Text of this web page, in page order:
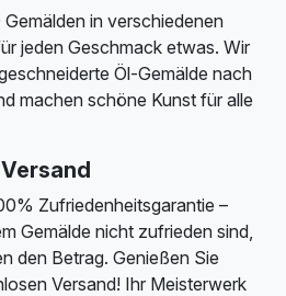
in verschiedenen
jeden Geschmack etwas. Wir
Öl-Gemälde nach
machen schöne Kunst für alle
Zufriedenheitsgarantie –
Gemälde nicht zufrieden sind,
den Betrag. Genießen Sie
Versand! Ihr Meisterwerk